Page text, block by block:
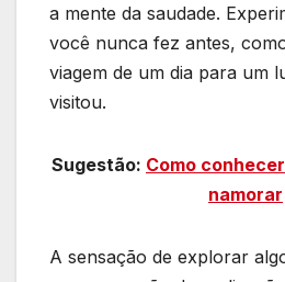
a mente da saudade.
você nunca fez antes,
viagem de um dia para um
visitou.
Sugestão: Como
namorar
A sensação de explorar